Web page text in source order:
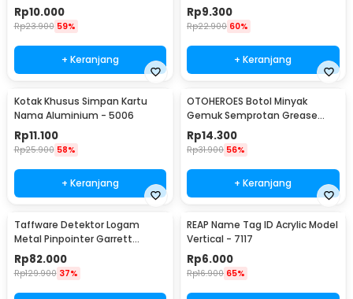
50 PCS - M35
Rp10.000
Rp23.900 59%
+ Keranjang
Removable 50 PCS - TH002
Rp9.300
Rp22.900 60%
+ Keranjang
Kotak Khusus Simpan Kartu
Nama Aluminium - 5006
Rp11.100
Rp25.900 58%
+ Keranjang
OTOHEROES Botol Minyak
Gemuk Semprotan Grease
Gun 250ml - Q001
Rp14.300
Rp31.900 56%
+ Keranjang
Taffware Detektor Logam
Metal Pinpointer Garrett
Waterproof - 1166000
Rp82.000
Rp129.900 37%
REAP Name Tag ID Acrylic Model
Vertical - 7117
Rp6.000
Rp16.900 65%